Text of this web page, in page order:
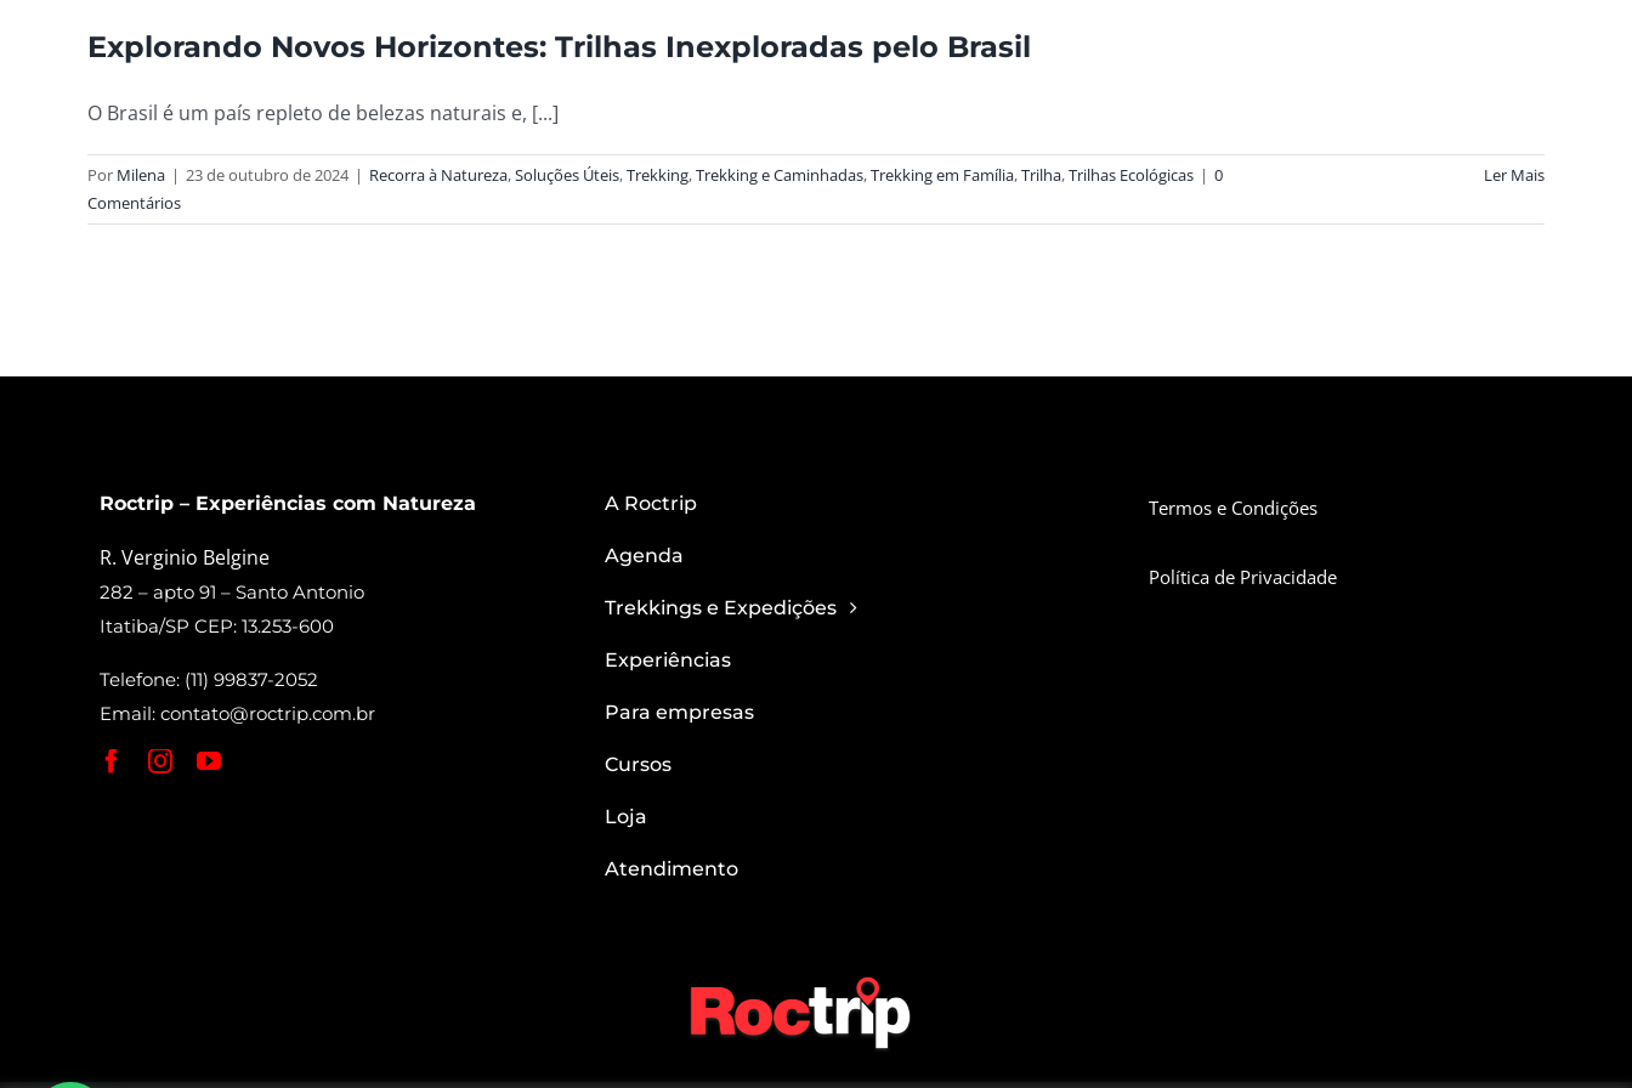
Explorando Novos Horizontes: Trilhas Inexploradas pelo Brasil
O Brasil é um país repleto de belezas naturais e, [...]
Por Milena | 23 de outubro de 2024 | Recorra à Natureza,Soluções Úteis,Trekking,Trekking e Caminhadas,Trekking em Família,Trilha,Trilhas Ecológicas | 0
Comentários
Ler Mais
Roctrip – Experiências com Natureza
R. Verginio Belgine
282 – apto 91 – Santo Antonio
Itatiba/SP CEP: 13.253-600
Telefone: (11) 99837-2052
Email: contato@roctrip.com.br
A Roctrip
Agenda
Trekkings e Expedições
Experiências
Para empresas
Cursos
Loja
Atendimento
Termos e Condições
Política de Privacidade